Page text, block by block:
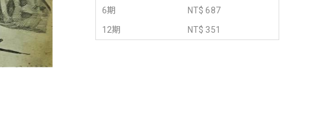
6期
NT$ 687
12期
NT$ 351